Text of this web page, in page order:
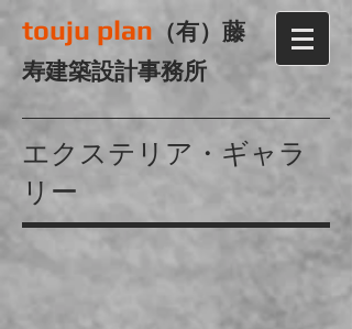
touju plan （有）藤
寿建築設計事務所
エクステリア・ギャラ
リー